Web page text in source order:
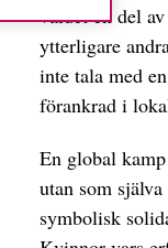
våldet en del
ytterligare
inte tala med
förankrad i
En global
utan som
symbolisk